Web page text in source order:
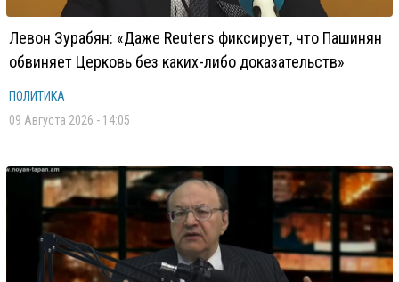
Левон Зурабян: «Даже Reuters фиксирует, что Пашинян
обвиняет Церковь без каких-либо доказательств»
ПОЛИТИКА
09 Августа 2026 - 14:05